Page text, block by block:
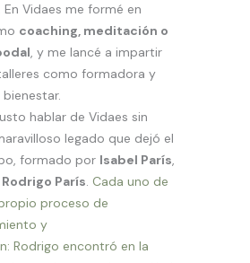
Vidaes me formé en
coaching, meditación o
, y me lancé a impartir
como formadora y
hablar de Vidaes sin
legado que dejó el
formado por Isabel París,
Rodrigo París. Cada uno de
proceso de
y
Rodrigo encontró en la